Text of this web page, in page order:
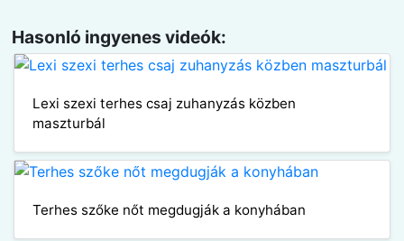
Hasonló ingyenes videók:
Lexi szexi terhes csaj zuhanyzás közben
maszturbál
Terhes szőke nőt megdugják a konyhában